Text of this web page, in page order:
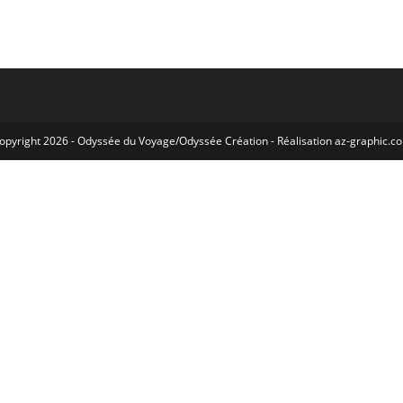
2026 -Odyssée du Voyage/Odyssée Création- Réalisationaz-